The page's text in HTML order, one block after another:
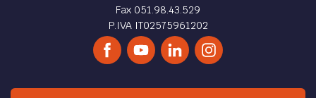
Fax 051.98.43.529
P.IVA IT02575961202